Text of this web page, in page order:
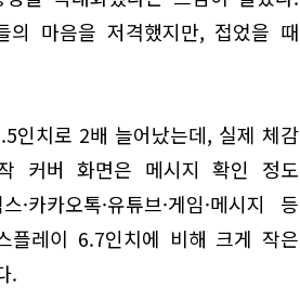
의 마음을 저격했지만, 접었을 때
인치로 2배 늘어났는데, 실제 체감
커버 화면은 메시지 확인 정도
카오톡·유튜브·게임·메시지 등
플레이 6.7인치에 비해 크게 작은
.